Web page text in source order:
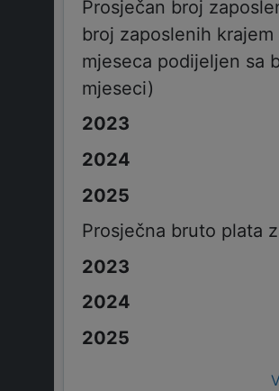
Prosječan broj
broj zaposlenih krajem
mjeseca podijeljen sa
mjeseci)
Prosječna bruto plata